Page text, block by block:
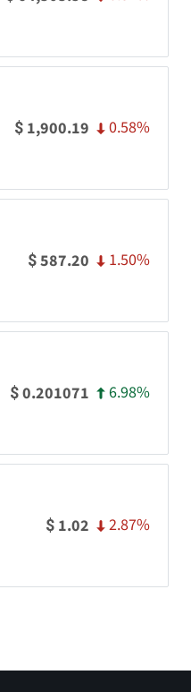
$ 1,900.19 0.58%
$587.20 1.50%
$0.201071 6.98%
$ 1.02 2.87%